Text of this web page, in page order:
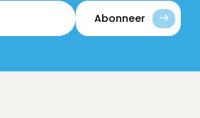
Abonneer